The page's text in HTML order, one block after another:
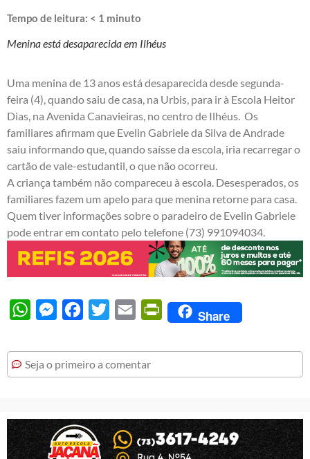
Tempo de leitura: < 1 minuto
Menina está desaparecida em Ilhéus
Uma menina de 13 anos está desaparecida desde segunda-
feira (4), quando saiu de casa, na Urbis, para ir à Escola Heitor
Dias, na Avenida Canavieiras, no centro de Ilhéus. Os
familiares afirmam que Evelin Gabriele da Silva de Andrade
saiu informando que, quando saísse da escola, iria recarregar o
cartão de vale-estudantil, o que não ocorreu.
A criança também não compareceu à escola. Desesperados, os
familiares fazem um apelo para que menina retorne para casa.
Quem tiver informações sobre o paradeiro de Evelin Gabriele
pode entrar em contato pelo telefone (73) 991094034.
WhatsAppMessengerFacebook
Twitter Email PrintFriendly
Share
Seja o primeiro a comentar